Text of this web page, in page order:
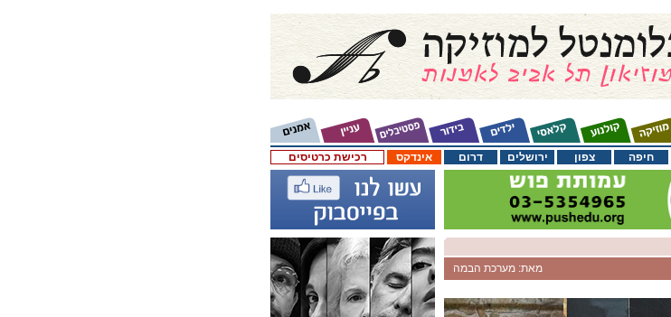
רכישת כרטיסים אינדקס דרום ירושלים צפון חיפה
מאת: מערכת הבמה